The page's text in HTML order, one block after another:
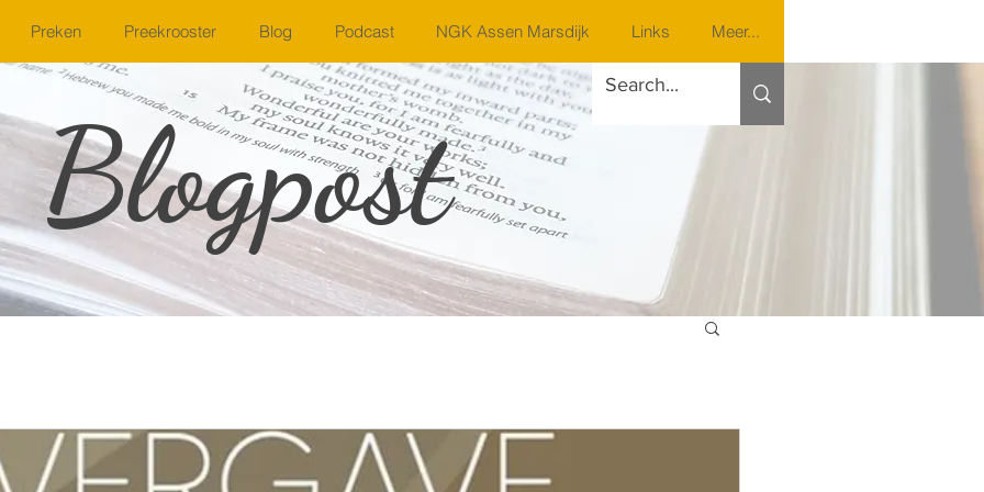
Preken Preekrooster Blog Podcast NGK Assen Marsdijk Links Meer...
Blogpost